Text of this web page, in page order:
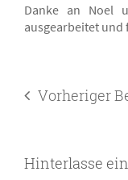
Danke an Noel
ausgearbeitet
Vorheriger
Hinterlasse